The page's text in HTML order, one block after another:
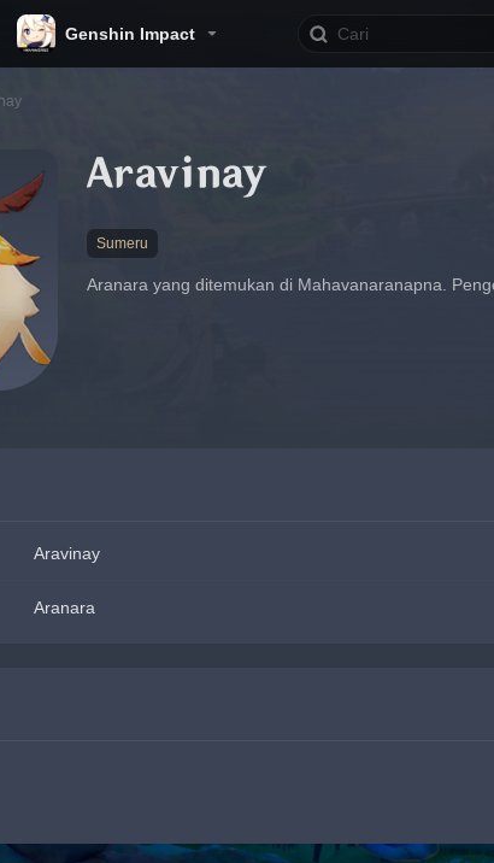
Genshin Impact
Aravinay
Sumeru
Aranara yang ditemukan di Mahavanaranapna.
Aravinay
Aranara